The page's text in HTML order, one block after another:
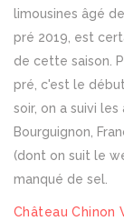
limousines âgé
pré 2019, est
de cette saison.
pré, c'est le
soir, on a suivi les
Bourguignon,
(dont on suit le
manqué de sel.
Château Chinon